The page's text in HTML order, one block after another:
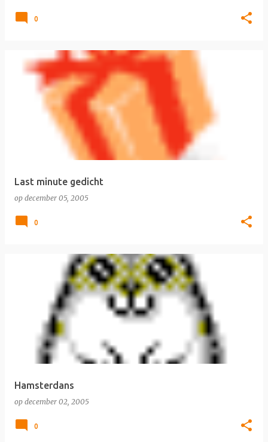
0
Last minute gedicht
op december 05, 2005
0
Hamsterdans
op december 02, 2005
0